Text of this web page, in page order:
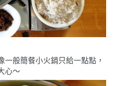
一般簡餐小火鍋只給一點點，
心〜